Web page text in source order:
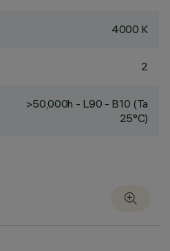
4000 K
2
>50,000h - L90 - B10 (Ta
25°C)